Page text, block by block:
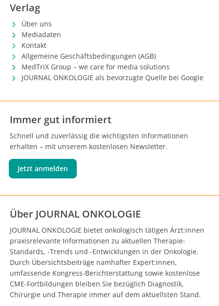
Verlag
Über uns
Mediadaten
Kontakt
Allgemeine Geschäftsbedingungen (AGB)
MedTriX Group – we care for media solutions
JOURNAL ONKOLOGIE als bevorzugte Quelle bei Google
Immer gut informiert
Schnell und zuverlässig die wichtigsten Informationen
erhalten – mit unserem kostenlosen Newsletter.
Jetzt anmelden
Über JOURNAL ONKOLOGIE
JOURNAL ONKOLOGIE bietet onkologisch tätigen Ärzt:innen
praxisrelevante Informationen zu aktuellen Therapie-
Standards, -Trends und -Entwicklungen in der Onkologie.
Durch Übersichtsbeiträge namhafter Expert:innen,
umfassende Kongress-Berichterstattung sowie kostenlose
CME-Fortbildungen bleiben Sie bezüglich Diagnostik,
Chirurgie und Therapie immer auf dem aktuellsten Stand.